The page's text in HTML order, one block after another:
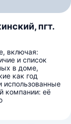
пгт.
включая:
и список
в доме,
как год
использованные
компании: её